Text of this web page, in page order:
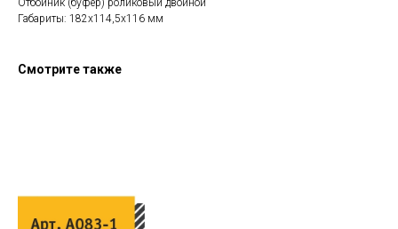
Отбойник (буфер) роликовый двойной
Габариты: 182х114,5х116 мм
Смотрите также